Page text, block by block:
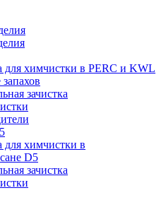
для химчистки в PERC и KWL
зачистка
для химчистки в
D5
зачистка